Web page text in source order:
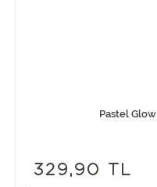
Pastel
329,90 TL